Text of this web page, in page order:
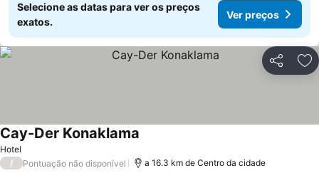
Selecione as datas para ver os preços
exatos.
Ver preços
Partilhar
Hotel
Cay-Der Konaklama
/ Pontuação não disponível a 16.3 km de Centro da cidade